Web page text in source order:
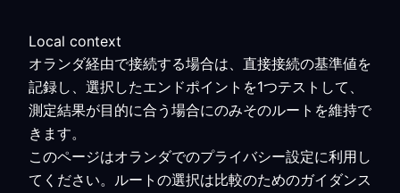
Local context
オランダ経由で接続する場合は、直接接続の基準値を
記録し、選択したエンドポイントを1つテストして、
測定結果が目的に合う場合にのみそのルートを維持で
きます。
このページはオランダでのプライバシー設定に利用し
てください。ルートの選択は比較のためのガイダンス